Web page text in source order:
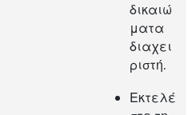
δικαιώ
ματα
διαχει
ριστή.
Εκτελέ